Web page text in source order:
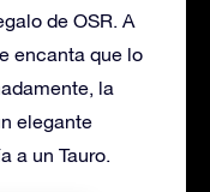
de OSR. A
encanta que lo
la
elegante
a un Tauro.